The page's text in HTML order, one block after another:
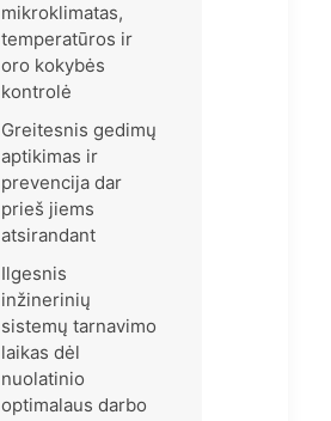
mikroklimatas,
temperatūros ir
oro kokybės
kontrolė
Greitesnis gedimų
aptikimas ir
prevencija dar
prieš jiems
atsirandant
Ilgesnis
inžinerinių
sistemų tarnavimo
laikas dėl
nuolatinio
optimalaus darbo